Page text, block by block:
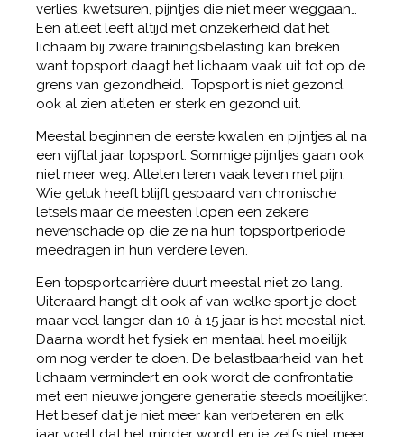
verlies, kwetsuren, pijntjes die niet meer weggaan…
Een atleet leeft altijd met onzekerheid dat het
lichaam bij zware trainingsbelasting kan breken
want topsport daagt het lichaam vaak uit tot op de
grens van gezondheid. Topsport is niet gezond,
ook al zien atleten er sterk en gezond uit.
Meestal beginnen de eerste kwalen en pijntjes al na
een vijftal jaar topsport. Sommige pijntjes gaan ook
niet meer weg. Atleten leren vaak leven met pijn.
Wie geluk heeft blijft gespaard van chronische
letsels maar de meesten lopen een zekere
nevenschade op die ze na hun topsportperiode
meedragen in hun verdere leven.
Een topsportcarrière duurt meestal niet zo lang.
Uiteraard hangt dit ook af van welke sport je doet
maar veel langer dan 10 à 15 jaar is het meestal niet.
Daarna wordt het fysiek en mentaal heel moeilijk
om nog verder te doen. De belastbaarheid van het
lichaam vermindert en ook wordt de confrontatie
met een nieuwe jongere generatie steeds moeilijker.
Het besef dat je niet meer kan verbeteren en elk